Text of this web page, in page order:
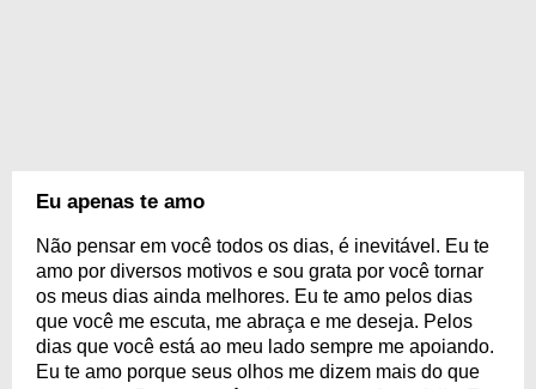
Eu apenas te amo
Não pensar em você todos os dias, é inevitável. Eu te
amo por diversos motivos e sou grata por você tornar
os meus dias ainda melhores. Eu te amo pelos dias
que você me escuta, me abraça e me deseja. Pelos
dias que você está ao meu lado sempre me apoiando.
Eu te amo porque seus olhos me dizem mais do que